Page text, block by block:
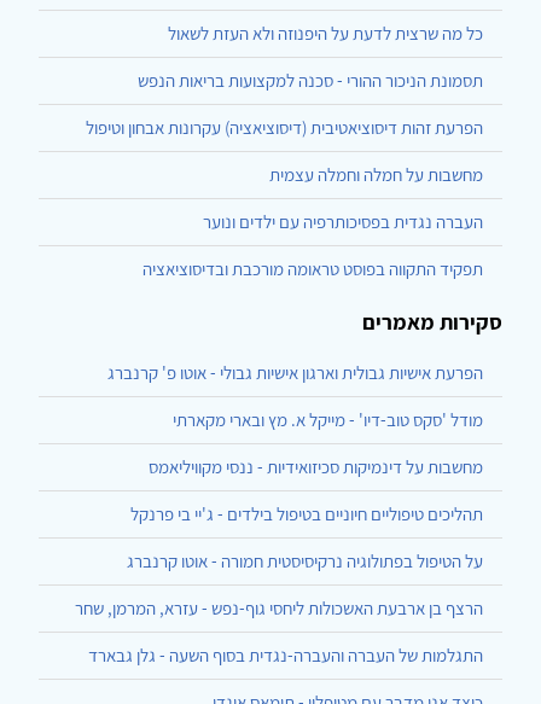
כל מה שרצית לדעת על היפנוזה ולא העזת לשאול
תסמונת הניכור ההורי - סכנה למקצועות בריאות הנפש
הפרעת זהות דיסוציאטיבית (דיסוציאציה) עקרונות אבחון וטיפול
מחשבות על חמלה וחמלה עצמית
העברה נגדית בפסיכותרפיה עם ילדים ונוער
תפקיד התקווה בפוסט טראומה מורכבת ובדיסוציאציה
סקירות מאמרים
הפרעת אישיות גבולית וארגון אישיות גבולי - אוטו פ' קרנברג
מודל 'סקס טוב-דיו' - מייקל א. מץ ובארי מקארתי
מחשבות על דינמיקות סכיזואידיות - ננסי מקוויליאמס
תהליכים טיפוליים חיוניים בטיפול בילדים - ג'יי בי פרנקל
על הטיפול בפתולוגיה נרקיסיסטית חמורה - אוטו קרנברג
הרצף בן ארבעת האשכולות ליחסי גוף-נפש - עזרא, המרמן, שחר
התגלמות של העברה והעברה-נגדית בסוף השעה - גלן גבארד